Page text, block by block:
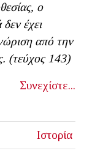
ο
έχει
από την
(τεύχος 143)
Συνεχίστε...
Ιστορία